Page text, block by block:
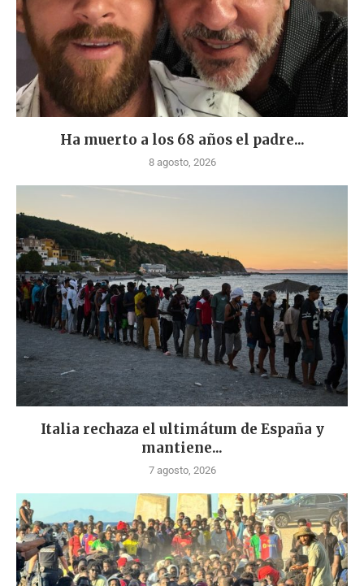
Ha muerto a los 68 años el padre...
8 agosto, 2026
Italia rechaza el ultimátum de España y
mantiene...
7 agosto, 2026